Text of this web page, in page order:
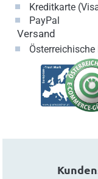
Kreditkarte
PayPal
Versand
Österreichische